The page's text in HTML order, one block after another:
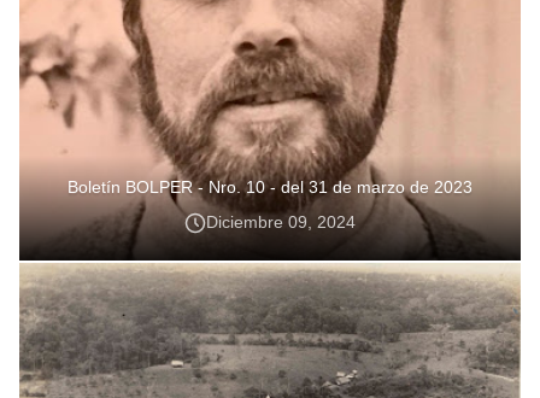
Boletín BOLPER - Nro. 10 - del 31 de marzo de 2023
Diciembre 09, 2024